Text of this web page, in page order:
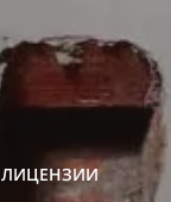
ЛИЦЕНЗИИ